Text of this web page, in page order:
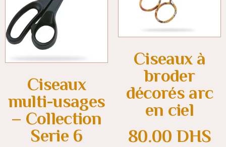
Ciseaux
multi-usages
– Collection
Serie 6
Ciseaux à
broder
décorés arc
en ciel
80.00 DHS